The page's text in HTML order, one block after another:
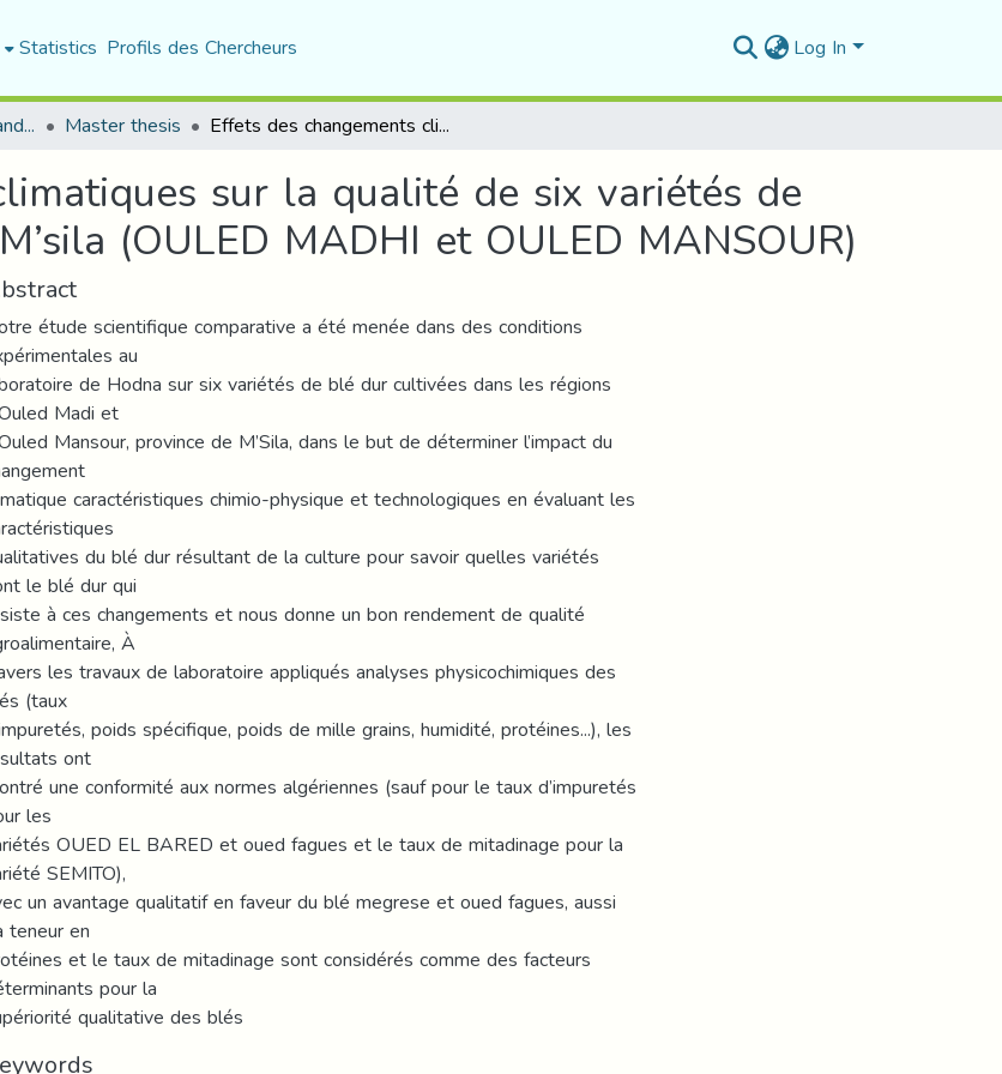
Statistics Profils des Chercheurs Log In
Department of Natural and Life Sciences Master thesis Effets des changements climatiques sur la qualité de six variétés de blé dur Cas la région de M’sila (OULED MADHI et OULED MANSOUR)
sur la qualité de six variétés de
(OULED MADHI et OULED MANSOUR)
étude scientifique comparative a été menée dans des conditions
au
de Hodna sur six variétés de blé dur cultivées dans les régions
Madi et
Mansour, province de M’Sila, dans le but de déterminer l’impact du
caractéristiques chimio-physique et technologiques en évaluant les
du blé dur résultant de la culture pour savoir quelles variétés
le blé dur qui
à ces changements et nous donne un bon rendement de qualité
À
les travaux de laboratoire appliqués analyses physicochimiques des
(taux
poids spécifique, poids de mille grains, humidité, protéines...), les
ont
une conformité aux normes algériennes (sauf pour le taux d’impuretés
les
OUED EL BARED et oued fagues et le taux de mitadinage pour la
SEMITO),
un avantage qualitatif en faveur du blé megrese et oued fagues, aussi
teneur en
et le taux de mitadinage sont considérés comme des facteurs
pour la
qualitative des blés